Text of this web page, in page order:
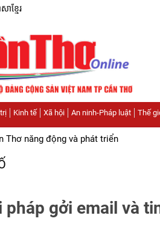
ាខ្មែរ
Kinh tế Xã hội An ninh-Pháp luật Thế
Thơ năng động và phát triển
pháp gởi email và